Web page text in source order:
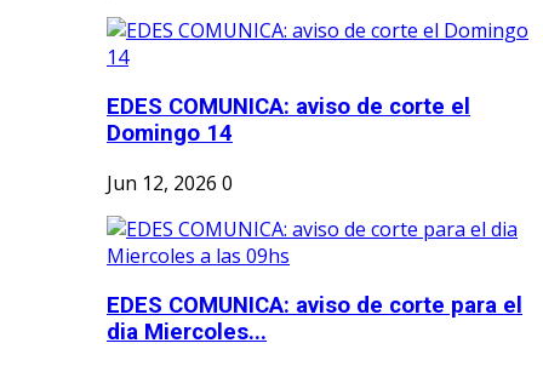
EDES COMUNICA: aviso de corte el
Domingo 14
Jun 12, 2026 0
EDES COMUNICA: aviso de corte para el
dia Miercoles...